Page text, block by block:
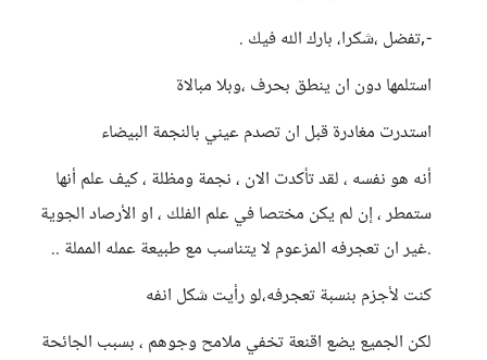
-,تفضل ،شكرا، بارك الله فيك .
استلمها دون ان ينطق بحرف ،وبلا مبالاة
استدرت مغادرة قبل ان تصدم عيني بالنجمة البيضاء
أنه هو نفسه ، لقد تأكدت الان ، نجمة ومظلة ، كيف علم أنها
ستمطر ، إن لم يكن مختصا في علم الفلك ، او الأرصاد الجوية
.غير ان تعجرفه المزعوم لا يتناسب مع طبيعة عمله المملة ..
كنت لأجزم بنسبة تعجرفه،لو رأيت شكل انفه
لكن الجميع يضع اقنعة تخفي ملامح وجوهم ، بسبب الجائحة